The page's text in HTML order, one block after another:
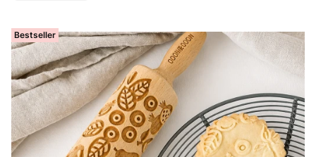
Bestseller